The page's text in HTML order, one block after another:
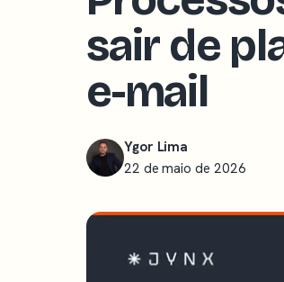
sair de
e-mail
Ygor Lima
22 de maio de 2026